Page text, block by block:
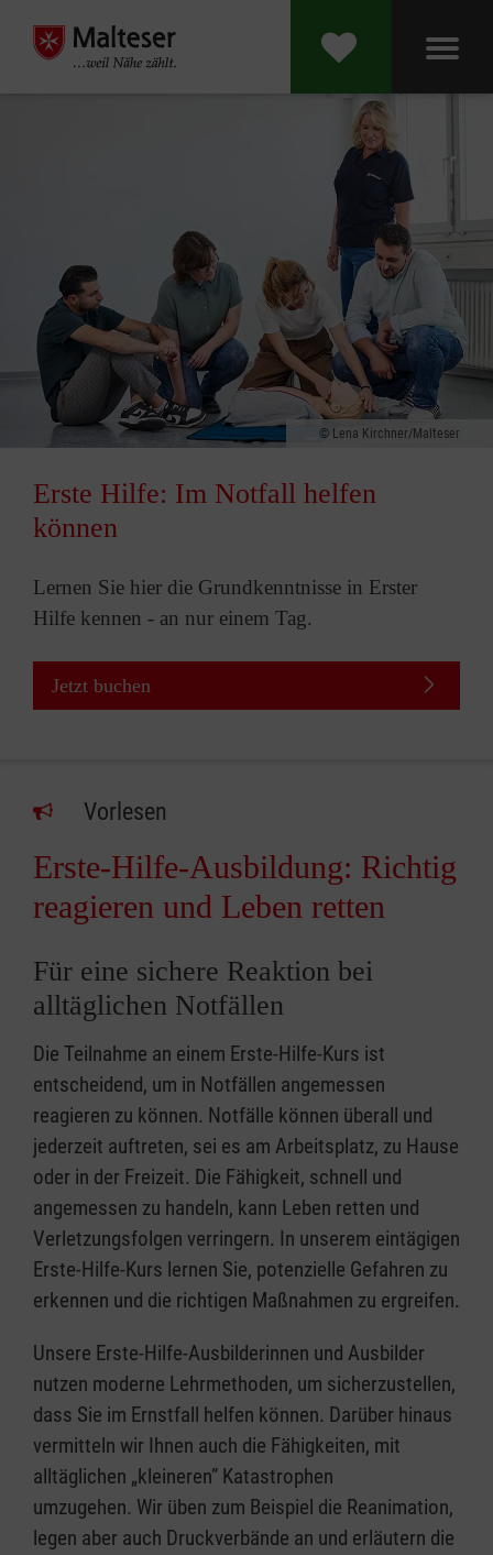
Lena Kirchner/Malteser
Erste Hilfe: Im Notfall helfen
können
Lernen Sie hier die Grundkenntnisse in Erster
Hilfe kennen - an nur einem Tag.
Jetzt buchen
Vorlesen
Erste-Hilfe-Ausbildung: Richtig
reagieren und Leben retten
Für eine sichere Reaktion bei
alltäglichen Notfällen
Die Teilnahme an einem Erste-Hilfe-Kurs ist
entscheidend, um in Notfällen angemessen
reagieren zu können. Notfälle können überall und
jederzeit auftreten, sei es am Arbeitsplatz, zu Hause
oder in der Freizeit. Die Fähigkeit, schnell und
angemessen zu handeln, kann Leben retten und
Verletzungsfolgen verringern. In unserem eintägigen
Erste-Hilfe-Kurs lernen Sie, potenzielle Gefahren zu
erkennen und die richtigen Maßnahmen zu ergreifen.
Unsere Erste-Hilfe-Ausbilderinnen und Ausbilder
nutzen moderne Lehrmethoden, um sicherzustellen,
dass Sie im Ernstfall helfen können. Darüber hinaus
vermitteln wir Ihnen auch die Fähigkeiten, mit
alltäglichen „kleineren” Katastrophen
umzugehen. Wir üben zum Beispiel die Reanimation,
legen aber auch Druckverbände an und erläutern die